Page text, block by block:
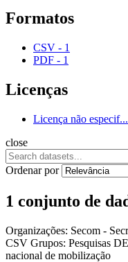
Formatos
CSV - 1
PDF - 1
Licenças
Licença não especif...
close
Ordenar por
1 conjunto de
Organizações: Secom -
CSV Grupos: Pesquisas
nacional de mobilização